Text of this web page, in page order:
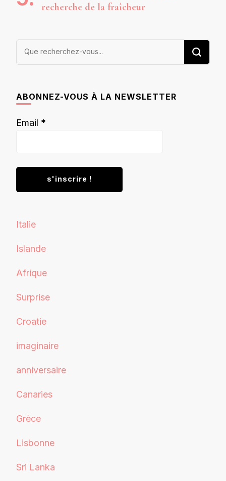
recherche de la fraîcheur
Vous
ABONNEZ-VOUS À LA NEWSLETTER
Email *
Italie
Islande
Afrique
Surprise
Croatie
imaginaire
anniversaire
Canaries
Grèce
Lisbonne
Sri Lanka